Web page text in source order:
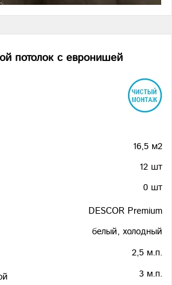
потолок с евронишей
16,5 м2
12 шт
0 шт
DESCOR Premium
белый, холодный
2,5 м.п.
3 м.п.